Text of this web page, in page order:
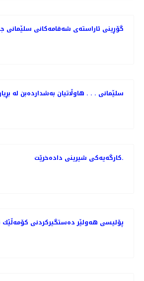
گۆڕینی ئاراسته‌ی شه‌قامه‌كانی سلێمانی
سلێمانی . . . هاوڵاتیان به‌شدارده‌بن له‌
کارگەیەکی شیرینی دادەخرێت.
پۆلیسی هەولێر دەستگیركردنی كۆمەڵێك